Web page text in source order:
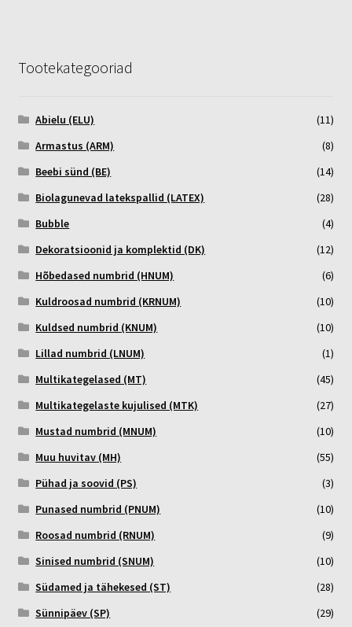
Tootekategooriad
Abielu (ELU)
(11)
Armastus (ARM)
(8)
Beebi sünd (BE)
(14)
Biolagunevad latekspallid (LATEX)
(28)
Bubble
(4)
Dekoratsioonid ja komplektid (DK)
(12)
Hõbedased numbrid (HNUM)
(6)
Kuldroosad numbrid (KRNUM)
(10)
Kuldsed numbrid (KNUM)
(10)
Lillad numbrid (LNUM)
(1)
Multikategelased (MT)
(45)
Multikategelaste kujulised (MTK)
(27)
Mustad numbrid (MNUM)
(10)
Muu huvitav (MH)
(55)
Pühad ja soovid (PS)
(3)
Punased numbrid (PNUM)
(10)
Roosad numbrid (RNUM)
(9)
Sinised numbrid (SNUM)
(10)
Südamed ja tähekesed (ST)
(28)
Sünnipäev (SP)
(29)